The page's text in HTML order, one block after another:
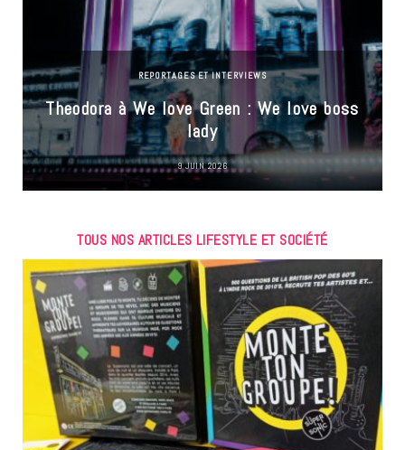
REPORTAGES ET INTERVIEWS
Theodora à We love Green : We love boss
lady
9 JUIN 2026
TOUS NOS ARTICLES LIFESTYLE ET SOCIÉTÉ